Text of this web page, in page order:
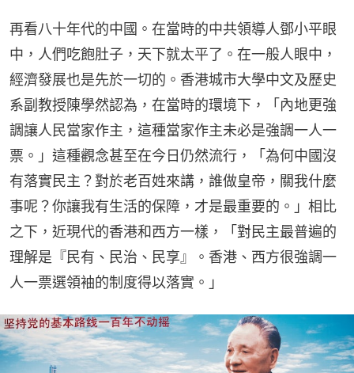
再看八十年代的中國。在當時的中共領導人鄧小平眼
中，人們吃飽肚子，天下就太平了。在一般人眼中，
經濟發展也是先於一切的。香港城市大學中文及歷史
系副教授陳學然認為，在當時的環境下，「內地更強
調讓人民當家作主，這種當家作主未必是強調一人一
票。」這種觀念甚至在今日仍然流行，「為何中國沒
有落實民主？對於老百姓來講，誰做皇帝，關我什麼
事呢？你讓我有生活的保障，才是最重要的。」相比
之下，近現代的香港和西方一樣，「對民主最普遍的
理解是『民有、民治、民享』。香港、西方很強調一
人一票選領袖的制度得以落實。」